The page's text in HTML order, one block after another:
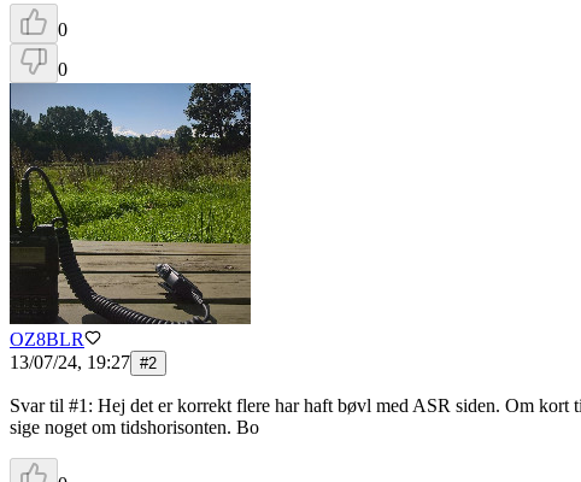
0
0
OZ8BLR
13/07/24, 19:27 #2
Svar til #1: Hej det er korrekt flere har haft bøvl med ASR siden. Om
sige noget om tidshorisonten. Bo